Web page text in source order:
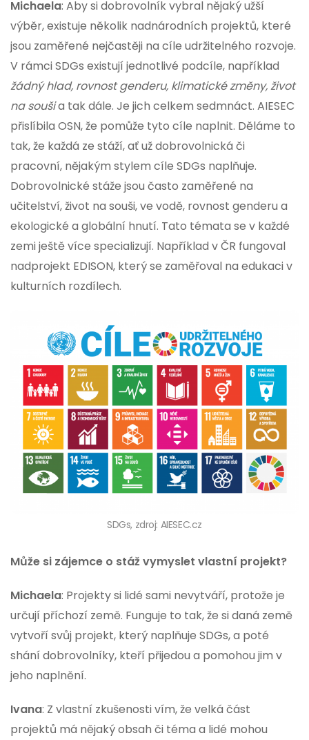
Michaela: Aby si dobrovolník vybral nějaký užší
výběr, existuje několik nadnárodních projektů, které
jsou zaměřené nejčastěji na cíle udržitelného rozvoje.
V rámci SDGs existují jednotlivé podcíle, například
žádný hlad, rovnost genderu, klimatické změny, život
na soušia tak dále. Je jich celkem sedmnáct. AIESEC
přislíbila OSN, že pomůže tyto cíle naplnit. Děláme to
tak, že každá ze stáží, ať už dobrovolnická či
pracovní, nějakým stylem cíle SDGs naplňuje.
Dobrovolnické stáže jsou často zaměřené na
učitelství, život na souši, ve vodě, rovnost genderu a
ekologické a globální hnutí. Tato témata se v každé
zemi ještě více specializují. Například v ČR fungoval
nadprojekt EDISON, který se zaměřoval na edukaci v
kulturních rozdílech.
SDGs, zdroj: AIESEC.cz
Může si zájemce o stáž vymyslet vlastní projekt?
Michaela: Projekty si lidé sami nevytváří, protože je
určují příchozí země. Funguje to tak, že si daná země
vytvoří svůj projekt, který naplňuje SDGs, a poté
shání dobrovolníky, kteří přijedou a pomohou jim v
jeho naplnění.
Ivana: Z vlastní zkušenosti vím, že velká část
projektů má nějaký obsah či téma a lidé mohou